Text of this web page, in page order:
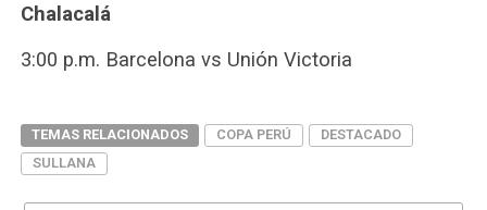
Chalacalá
3:00 p.m. Barcelona vs Unión Victoria
TEMAS RELACIONADOS COPA PERÚ
DESTACADO
SULLANA